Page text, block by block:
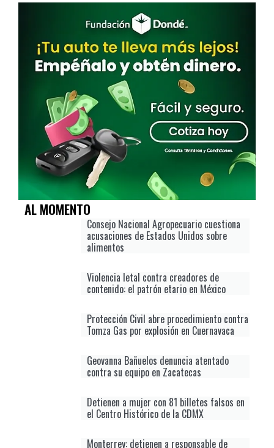
AL MOMENTO
Consejo Nacional Agropecuario cuestiona
acusaciones de Estados Unidos sobre
alimentos
Violencia letal contra creadores de
contenido: el patrón etario en México
Protección Civil abre procedimiento contra
Tomza Gas por explosión en Cuernavaca
Geovanna Bañuelos denuncia atentado
contra su equipo en Zacatecas
Detienen a mujer con 81 billetes falsos en
el Centro Histórico de la CDMX
Monterrey: detienen a responsable de